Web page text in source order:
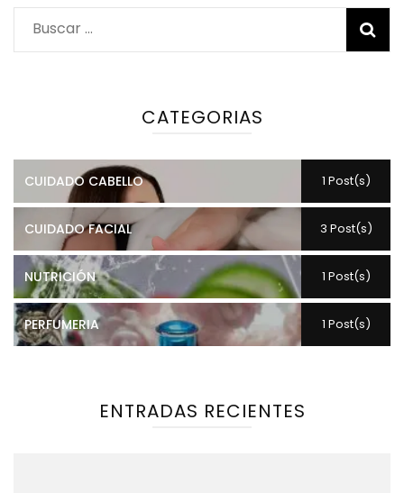
Buscar:
CATEGORIAS
CUIDADO CABELLO 1 Post(s)
CUIDADO FACIAL 3 Post(s)
NUTRICIÓN 1 Post(s)
PERFUMERIA 1 Post(s)
ENTRADAS RECIENTES